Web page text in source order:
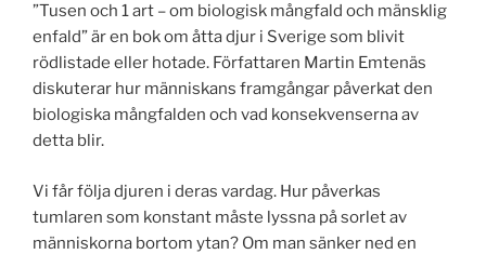
”Tusen och 1 art – om biologisk mångfald och mänsklig
enfald” är en bok om åtta djur i Sverige som blivit
rödlistade eller hotade. Författaren Martin Emtenäs
diskuterar hur människans framgångar påverkat den
biologiska mångfalden och vad konsekvenserna av
detta blir.
Vi får följa djuren i deras vardag. Hur påverkas
tumlaren som konstant måste lyssna på sorlet av
människorna bortom ytan? Om man sänker ned en